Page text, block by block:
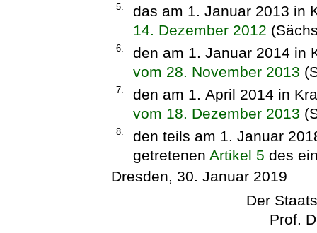
5.
das am 1. Januar 2013 in
14. Dezember 2012
6.
den am 1. Januar 2014 in
vom 28. November 2013
7.
den am 1. April 2014 in
vom 18. Dezember 2013
8.
den teils am 1. Januar
getretenen Artikel 5 des
Dresden, 30. Januar 2019
Der
Prof.